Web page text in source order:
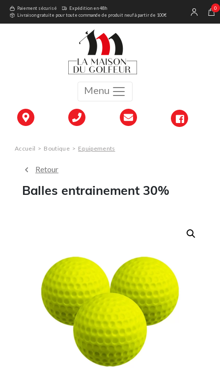
Menu
Paiement sécurisé
Expédition en 48h
Livraison gratuite pour toute commande de produit neuf à partir de 100€
0
Accueil > Boutique > Equipements
Retour
Balles entrainement 30%